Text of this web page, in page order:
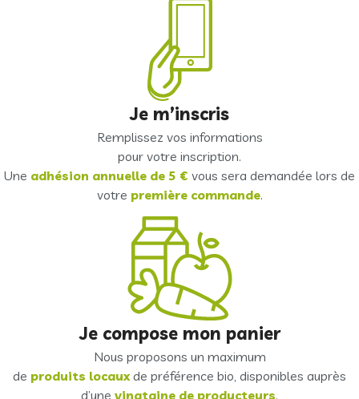
Je m’inscris
Remplissez vos informations
pour votre inscription.
Une adhésion annuelle de 5 € vous sera demandée lors de
votre première commande.
Je compose mon panier
Nous proposons un maximum
de produits locauxde préférence bio, disponibles auprès
d’une vingtaine de producteurs.